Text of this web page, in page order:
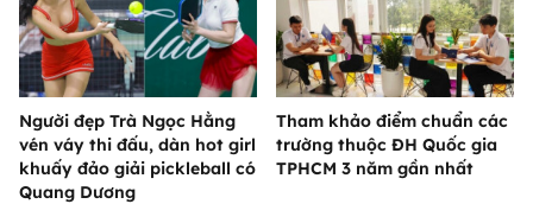
Người đẹp Trà Ngọc Hằng
vén váy thi đấu, dàn hot girl
khuấy đảo giải pickleball có
Quang Dương
Tham khảo điểm chuẩn các
trường thuộc ĐH Quốc gia
TPHCM 3 năm gần nhất